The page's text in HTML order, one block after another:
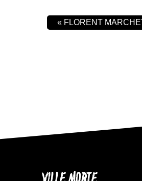
« FLORENT